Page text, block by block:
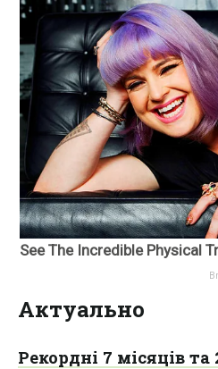
Актуально
Рекордні 7 місяців